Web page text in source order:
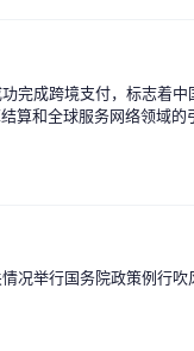
完成跨境支付，标志着
算和全球服务网络领域的
况举行国务院政策例行吹